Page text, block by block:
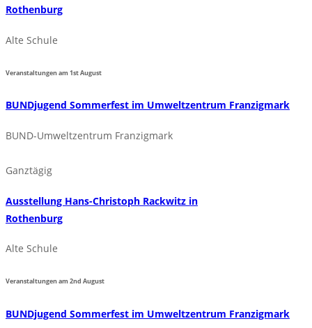
Rothenburg
Alte Schule
Veranstaltungen am1stAugust
BUNDjugend Sommerfest im Umweltzentrum Franzigmark
BUND-Umweltzentrum Franzigmark
Ganztägig
Ausstellung Hans-Christoph Rackwitz in
Rothenburg
Alte Schule
Veranstaltungen am2nd August
BUNDjugend Sommerfest im Umweltzentrum Franzigmark